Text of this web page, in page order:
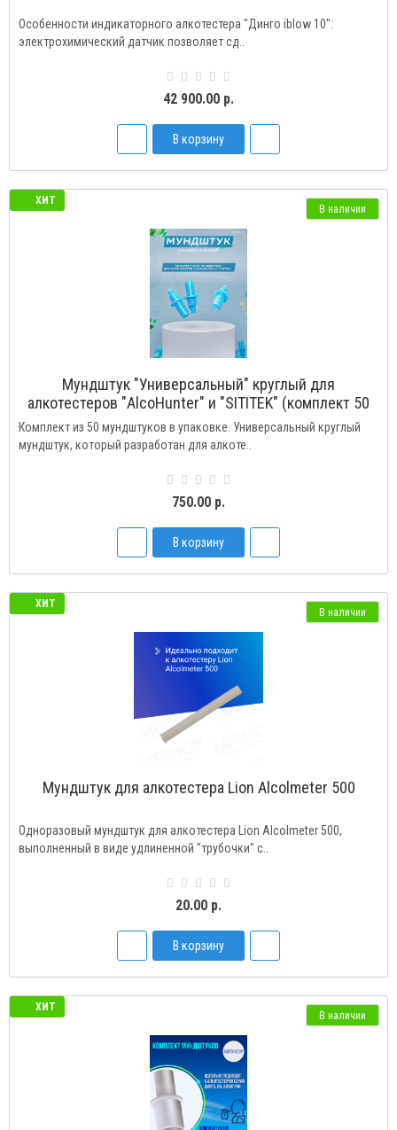
Особенности индикаторного алкотестера "Динго iblow 10":
электрохимический датчик позволяет сд..
42 900.00 р.
В корзину
ХИТ
В наличии
Мундштук "Универсальный" круглый для
алкотестеров "AlcoHunter" и "SITITEK" (комплект 50
шт.)
Комплект из 50 мундштуков в упаковке. Универсальный круглый
мундштук, который разработан для алкоте..
750.00 р.
В корзину
ХИТ
В наличии
Мундштук для алкотестера Lion Alcolmeter 500
Одноразовый мундштук для алкотестера Lion Alcolmeter 500,
выполненный в виде удлиненной "трубочки" с..
20.00 р.
В корзину
ХИТ
В наличии